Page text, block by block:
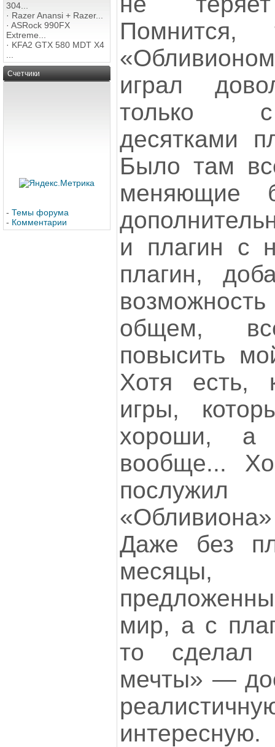
304...
· Razer Anansi + Razer...
· ASRock 990FX
Extreme...
· KFA2 GTX 580 MDT X4
Счетчики
- Темы форума
- Комментарии
играл
только с
десятками
Было там
меняющие
и плагин с
плагин,
общем,
повысить
Хотя есть,
игры,
хороши,
вообще...
Даже без
мир, а с
то сделал
мечты» —
интересную.